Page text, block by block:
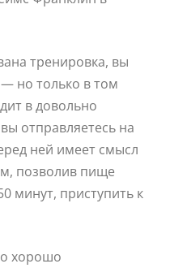
тренировка, вы
но только в том
в довольно
отправляетесь на
ней имеет смысл
позволив пище
минут, приступить к
хорошо